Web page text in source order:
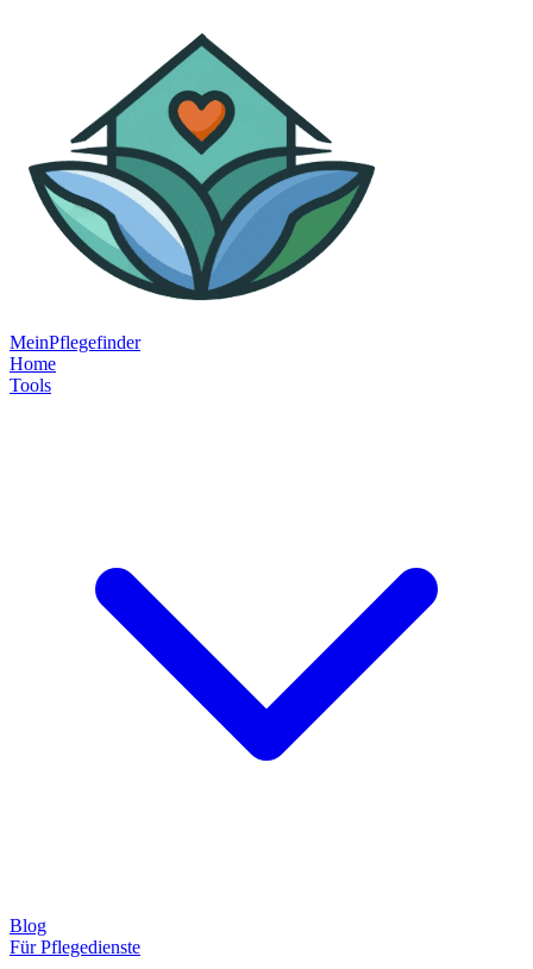
MeinPflegefinder
Home
Tools
Blog
Für Pflegedienste